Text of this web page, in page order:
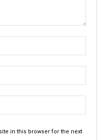
in this browser for the next